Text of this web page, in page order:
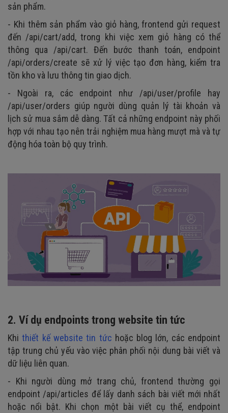
sản phẩm.
- Khi thêm sản phẩm vào giỏ hàng, frontend gửi request
đến /api/cart/add, trong khi việc xem giỏ hàng có thể
thông qua /api/cart. Đến bước thanh toán, endpoint
/api/orders/create sẽ xử lý việc tạo đơn hàng, kiểm tra
tồn kho và lưu thông tin giao dịch.
- Ngoài ra, các endpoint như /api/user/profile hay
/api/user/orders giúp người dùng quản lý tài khoản và
lịch sử mua sắm dễ dàng. Tất cả những endpoint này phối
hợp với nhau tạo nên trải nghiệm mua hàng mượt mà và tự
động hóa toàn bộ quy trình.
2. Ví dụ endpoints trong website tin tức
Khithiết kế website tin tức hoặc blog lớn, các endpoint
tập trung chủ yếu vào việc phân phối nội dung bài viết và
dữ liệu liên quan.
- Khi người dùng mở trang chủ, frontend thường gọi
endpoint /api/articles để lấy danh sách bài viết mới nhất
hoặc nổi bật. Khi chọn một bài viết cụ thể, endpoint